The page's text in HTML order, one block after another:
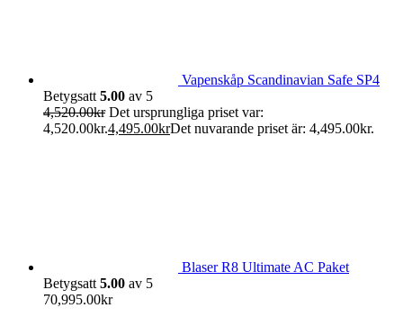
Vapenskåp Scandinavian Safe SP4
Betygsatt 5.00 av 5
4,520.00kr Det ursprungliga priset var:
4,520.00kr.4,495.00krDet nuvarande priset är: 4,495.00kr.
Blaser R8 Ultimate AC Paket
Betygsatt 5.00 av 5
70,995.00kr